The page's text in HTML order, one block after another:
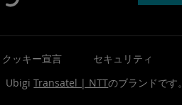
クッキー宣言 セキュリティ
UbigiTransatel | NTTのブランドです。